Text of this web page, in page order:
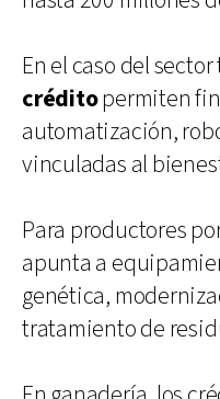
En el caso del
créditopermiten
automatización,
vinculadas al
Para productores
apunta a
genética,
tratamiento de